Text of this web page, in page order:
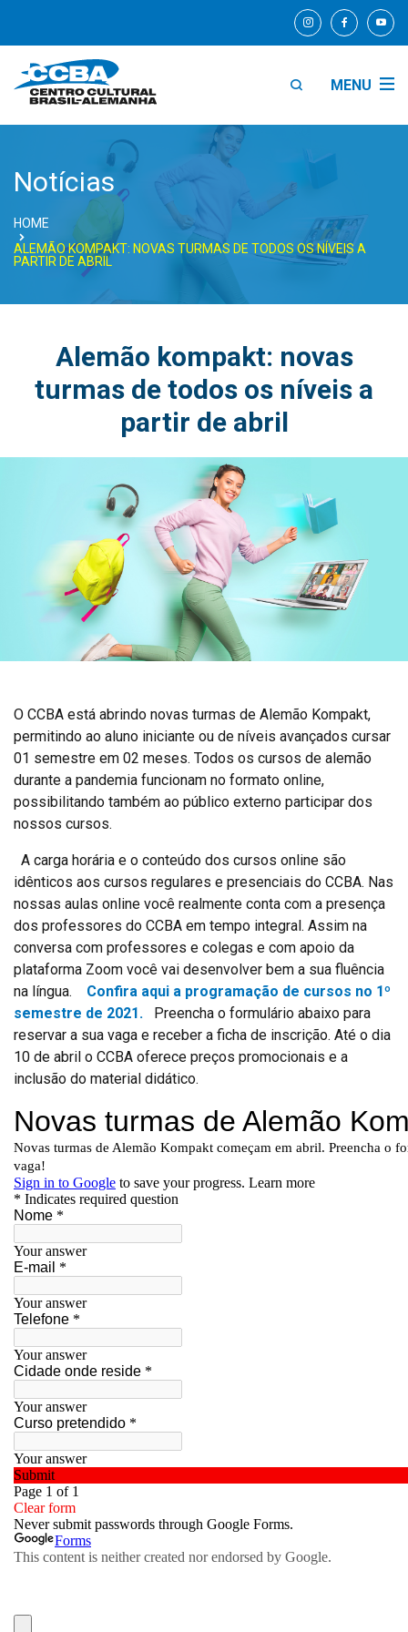
MENU
Notícias
HOME
ALEMÃO KOMPAKT: NOVAS TURMAS DE TODOS OS NÍVEIS A
PARTIR DE ABRIL
Alemão kompakt: novas
turmas de todos os níveis a
partir de abril
O CCBA está abrindo novas turmas de Alemão Kompakt,
permitindo ao aluno iniciante ou de níveis avançados cursar
01 semestre em 02 meses. Todos os cursos de alemão
durante a pandemia funcionam no formato online,
possibilitando também ao público externo participar dos
nossos cursos.
A carga horária e o conteúdo dos cursos online são
idênticos aos cursos regulares e presenciais do CCBA. Nas
nossas aulas online você realmente conta com a presença
dos professores do CCBA em tempo integral. Assim na
conversa com professores e colegas e com apoio da
plataforma Zoom você vai desenvolver bem a sua fluência
na língua. Confira aqui a programação de cursos no 1º
semestre de 2021. Preencha o formulário abaixo para
reservar a sua vaga e receber a ficha de inscrição. Até o dia
10 de abril o CCBA oferece preços promocionais e a
inclusão do material didático.